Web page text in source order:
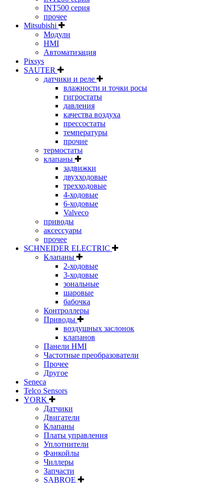
INT500 серия
прочее
Mitsubishi
Модули
HMI
Автоматизация
Pixsys
SAUTER
датчики и реле
влажности и точки росы
гигростаты
давления
качества воздуха
прессостаты
температуры
прочие
термостаты
клапаны
задвижки
двухходовые
трехходовые
4-ходовые
6-ходовые
Valveco
приводы
аксессуары
прочее
SCHNEIDER ELECTRIC
Клапаны
2-ходовые
3-ходовые
зональные
шаровые
бабочка
Контроллеры
Приводы
воздушных заслонок
клапанов
Панели HMI
Частотные преобразователи
Прочее
Другое
Seneca
Telco Sensors
YORK
Датчики
Двигатели
Клапаны
Платы управления
Уплотнители
Фанкойлы
Чиллеры
Запчасти
SABROE